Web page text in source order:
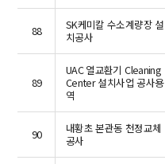
88
SK케미칼 수소계량장 설
치공사
89
UAC 열교환기 Cleaning
Center 설치사업 공사용
역
90
내황초 본관동 천정교체
공사